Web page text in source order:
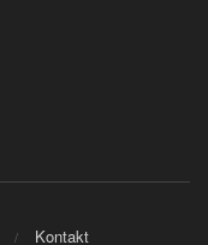
Kontakt